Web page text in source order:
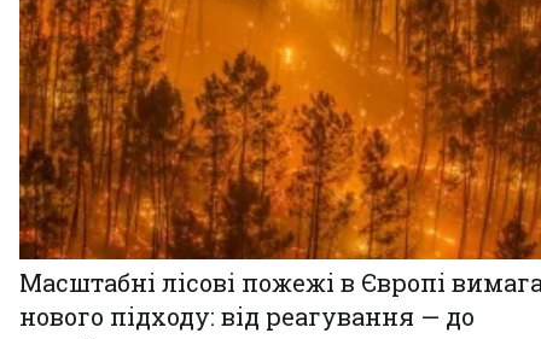
Масштабні лісові пожежі в Європі
нового підходу: від реагування — до